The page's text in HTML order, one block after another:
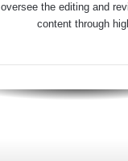
oversee the editing and
content through